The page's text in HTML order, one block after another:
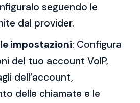
seguendo le
dal provider.
impostazioni: Configura
del tuo account VoIP,
dell’account,
delle chiamate e le